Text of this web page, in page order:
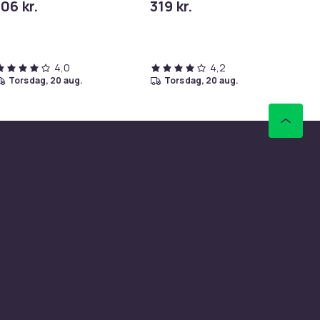
kr.
4,0
torsdag, 20 aug.
319 kr.
4,2
torsdag, 20 aug.